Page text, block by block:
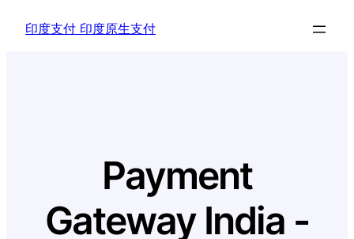
印度支付 印度原生支付
Payment
Gateway India -